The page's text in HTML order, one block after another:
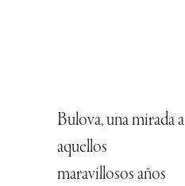
Bulova, una mirada a
aquellos
maravillosos años